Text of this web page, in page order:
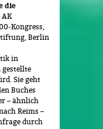
die
AK
Kongress,
Berlin
in
gestellte
Sie geht
Buches
– ähnlich
Reims –
durch